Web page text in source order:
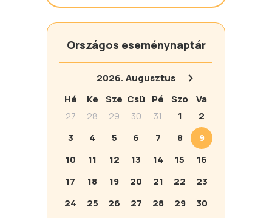
Országos eseménynaptár
2026.Augusztus
Hé
Ke Sze Csü Pé Szo
Va
27
28 29 30 31 1
2
3
4 5 6 7 8
9
10
11 12 13 14 15
16
17
18 19 20 21 22
23
24
25 26 27 28 29
30